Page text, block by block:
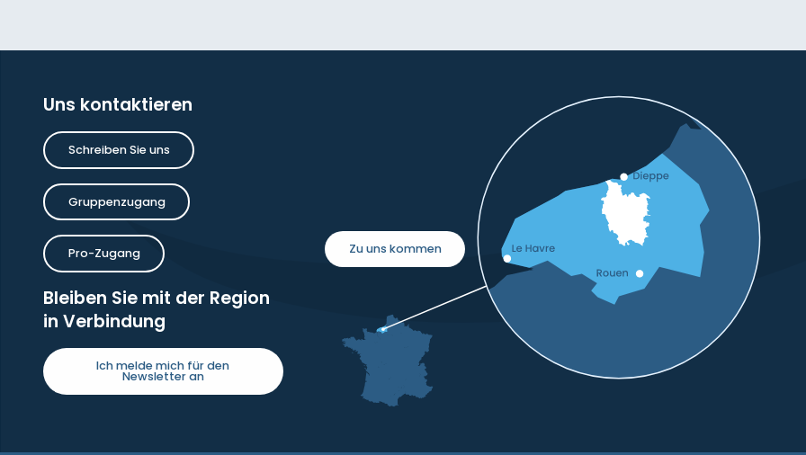
Uns kontaktieren
Schreiben Sie uns
Gruppenzugang
Pro-Zugang
Bleiben Sie mit der Region
in Verbindung
Ich melde mich für den
Newsletter an
Zu uns kommen